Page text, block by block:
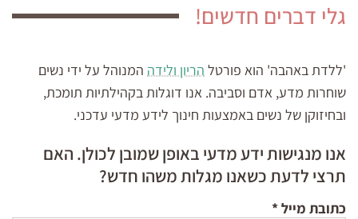
גלי דברים חדשים!
'ללדת באהבה' הוא פורטל הריון ולידה המנוהל על ידי נשים
שוחרות מדע, אדם וסביבה. אנו דוגלות בקהילתיות תומכת,
ובחיזוקן של נשים באמצעות חינוך לידע מדעי עדכני.
אנו מנגישות ידע מדעי באופן שמובן לכולן. האם
תרצי לדעת כשאנו מגלות משהו חדש?
כתובת מייל*